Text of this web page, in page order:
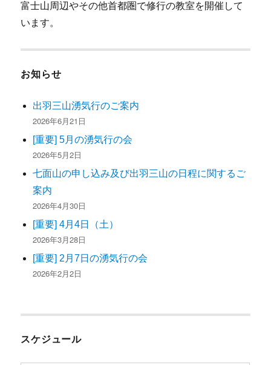
富士山周辺やその他首都圏で修行の教室を開催して
います。
お知らせ
出羽三山湧気行のご案内
2026年6月21日
[重要] 5月の湧気行の会
2026年5月2日
七面山の申し込み及び出羽三山の日程に関するご
案内
2026年4月30日
[重要] 4月4日（土）
2026年3月28日
[重要] 2月7日の湧気行の会
2026年2月2日
スケジュール